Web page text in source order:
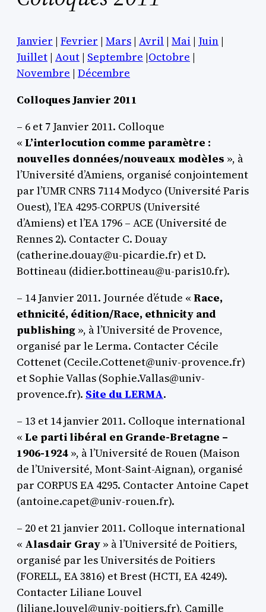
Janvier | Fevrier | Mars | Avril | Mai | Juin |
Juillet | Aout | Septembre |Octobre |
Novembre | Décembre
Colloques Janvier 2011
– 6 et 7 Janvier 2011. Colloque
« L’interlocution comme paramètre :
nouvelles données/nouveaux modèles », à
l’Université d’Amiens, organisé conjointement
par l’UMR CNRS 7114 Modyco (Université Paris
Ouest), l’EA 4295-CORPUS (Université
d’Amiens) et l’EA 1796 – ACE (Université de
Rennes 2). Contacter C. Douay
(catherine.douay@u-picardie.fr) et D.
Bottineau (didier.bottineau@u-paris10.fr).
– 14 Janvier 2011. Journée d’étude « Race,
ethnicité, édition/Race, ethnicity and
publishing », à l’Université de Provence,
organisé par le Lerma. Contacter Cécile
Cottenet (Cecile.Cottenet@univ-provence.fr)
et Sophie Vallas (Sophie.Vallas@univ-
provence.fr). Site du LERMA.
– 13 et 14 janvier 2011. Colloque international
« Le parti libéral en Grande-Bretagne –
1906-1924 », à l’Université de Rouen (Maison
de l’Université, Mont-Saint-Aignan), organisé
par CORPUS EA 4295. Contacter Antoine Capet
(antoine.capet@univ-rouen.fr).
– 20 et 21 janvier 2011. Colloque international
« Alasdair Gray » à l’Université de Poitiers,
organisé par les Universités de Poitiers
(FORELL, EA 3816) et Brest (HCTI, EA 4249).
Contacter Liliane Louvel
(liliane.louvel@univ-poitiers.fr), Camille